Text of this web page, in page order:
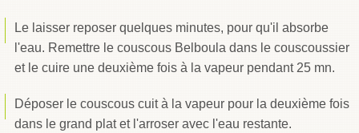
Le laisser reposer quelques minutes, pour qu'il absorbe
l'eau. Remettre le couscous Belboula dans le couscoussier
et le cuire une deuxième fois à la vapeur pendant 25 mn.
Déposer le couscous cuit à la vapeur pour la deuxième fois
dans le grand plat et l'arroser avec l'eau restante.